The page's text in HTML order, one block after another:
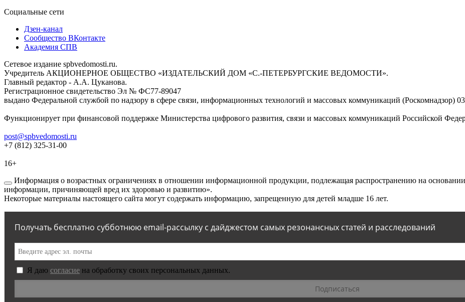
Социальные сети
Дзен-канал
Сообщество ВКонтакте
Академия СПВ
Сетевое издание spbvedomosti.ru.
Учредитель АКЦИОНЕРНОЕ ОБЩЕСТВО «ИЗДАТЕЛЬСКИЙ ДОМ «С.-ПЕТЕРБУРГСКИЕ ВЕДОМОСТИ».
Главный редактор - А.А. Цуканова.
Регистрационное свидетельство Эл № ФС77-89047
выдано Федеральной службой по надзору в сфере связи, информационных технологий и массовых коммуникаций (Роскомнадзор) 03
Функционирует при финансовой поддержке Министерства цифрового развития, связи и массовых коммуникаций Российской
post@spbvedomosti.ru
+7 (812) 325-31-00
16+
Информация о возрастных ограничениях в отношении информационной продукции, подлежащая распространению на
информации, причиняющей вред их здоровью и развитию».
Некоторые материалы настоящего сайта могут содержать информацию, запрещенную для детей младше 16 лет.
Получать бесплатно субботнюю email-рассылку с дайджестом самых резонансных статей и расследований
Я даю согласие на обработку своих персональных данных.